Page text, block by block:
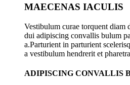
MAECENAS IACULIS
Vestibulum curae torquent diam
dui adipiscing convallis bulum
a.Parturient in parturient
a vestibulum hendrerit et
ADIPISCING CONVALLIS